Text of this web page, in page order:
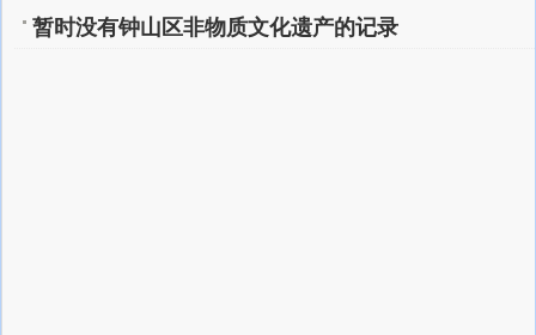
暂时没有钟山区非物质文化遗产的记录